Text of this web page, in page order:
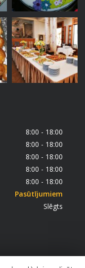
8:00 - 18:00
8:00 - 18:00
8:00 - 18:00
8:00 - 18:00
8:00 - 18:00
Pasūtījumiem
Slēgts